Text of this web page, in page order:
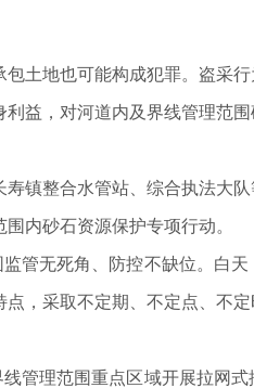
地也可能构成犯罪。盗采
益，对河道内及界线管理范
整合水管站、综合执法大队
内砂石资源保护专项行动。
无死角、防控不缺位。白
，采取不定期、不定点、不
理范围重点区域开展拉网